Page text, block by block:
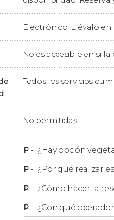
nueve horas
desde donde
el itinerario
puede sufrir cambios
del Parque. Por este
de Tahití.
Electrónico. Llévalo en
No es accesible en silla
Todos los servicios
No permitidas.
P- ¿Hay opción
P- ¿Por qué realizar
P- ¿Cómo hacer la
P- ¿Con qué